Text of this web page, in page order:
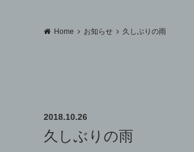
Home お知らせ 久しぶりの雨
2018.10.26
久しぶりの雨